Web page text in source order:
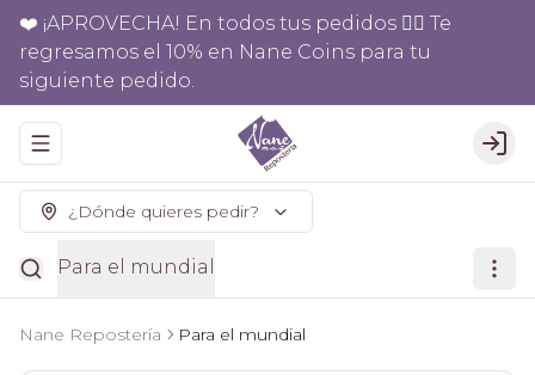
❤️ ¡APROVECHA! En todos tus pedidos 👉🏻 Te
regresamos el 10% en Nane Coins para tu
siguiente pedido.
Abrir menu de navegación
¿Dónde quieres pedir?
Para el mundial
Nane Repostería Para el mundial